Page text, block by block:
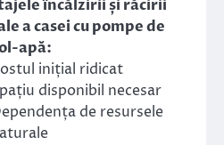
încălzirii și răcirii
a casei cu pompe de
apă:
inițial ridicat
disponibil necesar
de resursele